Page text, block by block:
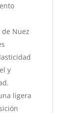
Nuez
y
ligera